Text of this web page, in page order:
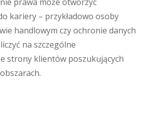
kariery – przykładowo osoby
handlowym czy ochronie danych
na szczególne
strony klientów poszukujących